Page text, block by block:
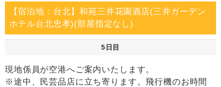
【宿泊地：台北】和苑三井花園酒店(三井ガーデン
ホテル台北忠孝)(部屋指定なし)
5日目
現地係員が空港へご案内いたします。
※途中、民芸品店に立ち寄ります。飛行機のお時間